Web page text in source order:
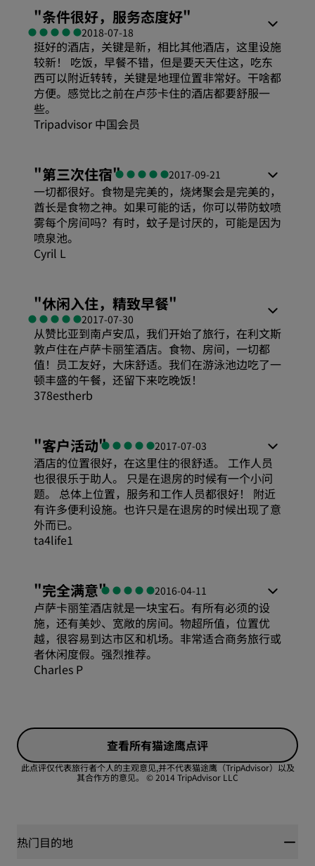
"条件很好，服务态度好"
2018-07-18
挺好的酒店，关键是新，相比其他酒店，这里设施
较新！ 吃饭，早餐不错，但是要天天住这，吃东
西可以附近转转，关键是地理位置非常好。干啥都
方便。感觉比之前在卢莎卡住的酒店都要舒服一
些。
Tripadvisor 中国会员
"第三次住宿" 2017-09-21
一切都很好。食物是完美的，烧烤聚会是完美的，
酋长是食物之神。如果可能的话，你可以带防蚊喷
雾每个房间吗？有时，蚊子是讨厌的，可能是因为
喷泉池。
Cyril L
"休闲入住，精致早餐"
2017-07-30
从赞比亚到南卢安瓜，我们开始了旅行，在利文斯
敦卢住在卢萨卡丽笙酒店。食物、房间，一切都
值！员工友好，大床舒适。我们在游泳池边吃了一
顿丰盛的午餐，还留下来吃晚饭！
378estherb
"客户活动" 2017-07-03
酒店的位置很好，在这里住的很舒适。 工作人员
也很很乐于助人。 只是在退房的时候有一个小问
题。 总体上位置，服务和工作人员都很好！ 附近
有许多便利设施。也许只是在退房的时候出现了意
外而已。
ta4life1
"完全满意" 2016-04-11
卢萨卡丽笙酒店就是一块宝石。有所有必须的设
施，还有美妙、宽敞的房间。物超所值，位置优
越，很容易到达市区和机场。非常适合商务旅行或
者休闲度假。强烈推荐。
Charles P
查看所有猫途鹰点评
此点评仅代表旅行者个人的主观意见,并不代表猫途鹰（TripAdvisor）以及
其合作方的意见。
© 2014 TripAdvisor LLC
热门目的地